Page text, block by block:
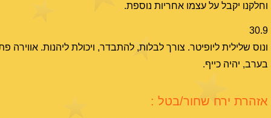
וחלקנו יקבל על עצמו אחריות נוספת.
30.9
ונוס שלילית ליופיטר. צורך לבלות, להתבדר, ויכולת ליהנות.
בערב, יהיה כייף.
אזהרת ירח שחור/בטל :